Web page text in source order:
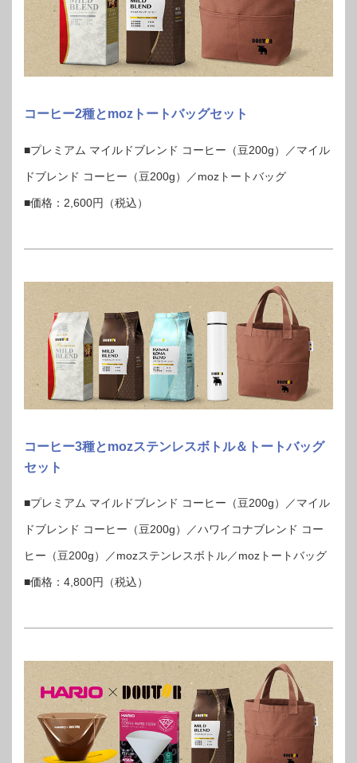
コーヒー2種とmozトートバッグセット
■プレミアム マイルドブレンド コーヒー（豆200g）／マイル
ドブレンド コーヒー（豆200g）／mozトートバッグ
■価格：2,600円（税込）
コーヒー3種とmozステンレスボトル＆トートバッグ
セット
■プレミアム マイルドブレンド コーヒー（豆200g）／マイル
ドブレンド コーヒー（豆200g）／ハワイコナブレンド コー
ヒー（豆200g）／mozステンレスボトル／mozトートバッグ
■価格：4,800円（税込）